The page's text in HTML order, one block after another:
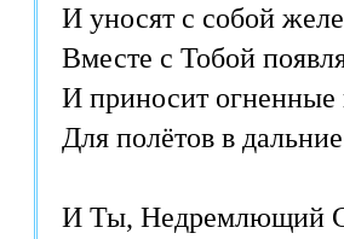
И уносят с собой
Вместе с Тобой
И приносит огненные
Для полётов в
И Ты, Недремлющий